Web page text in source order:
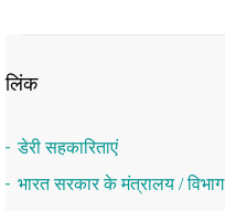
लिंक
डेरी सहकारिताएं
भारत सरकार के मंत्रालय / विभाग